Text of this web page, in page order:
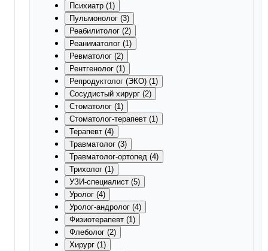
Психиатр (1)
Пульмонолог (3)
Реабилитолог (2)
Реаниматолог (1)
Ревматолог (2)
Рентгенолог (1)
Репродуктолог (ЭКО) (1)
Сосудистый хирург (2)
Стоматолог (1)
Стоматолог-терапевт (1)
Терапевт (4)
Травматолог (3)
Травматолог-ортопед (4)
Трихолог (1)
УЗИ-специалист (5)
Уролог (4)
Уролог-андролог (4)
Физиотерапевт (1)
Флеболог (2)
Хирург (1)